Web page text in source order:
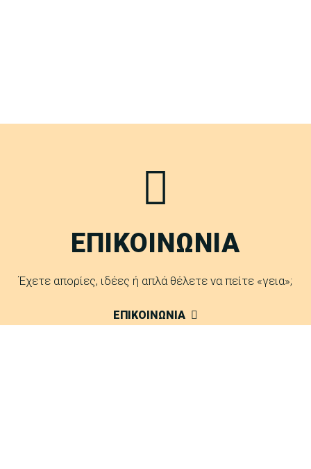
ΕΠΙΚΟΙΝΩΝΙΑ
Έχετε απορίες, ιδέες ή απλά θέλετε να πείτε «γεια»;
ΕΠΙΚΟΙΝΩΝΙΑ